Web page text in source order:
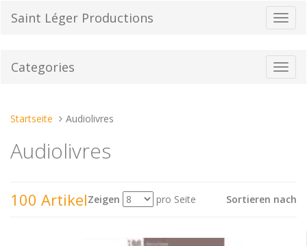
zumSaint Léger Productions
Categories
Sie
hier:
Startseite Audiolivres
Audiolivres
100 ArtikelZeigen pro Seite Sortieren nach